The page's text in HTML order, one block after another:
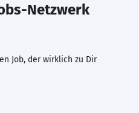
Netzwerk
Job, der wirklich zu Dir